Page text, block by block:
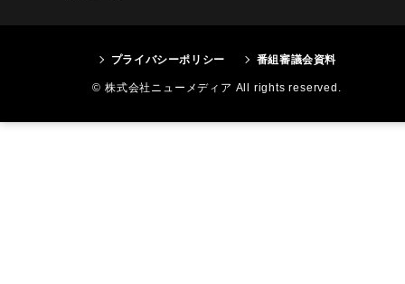
プライバシーポリシー 番組審議会資料
© 株式会社ニューメディア All rights reserved.